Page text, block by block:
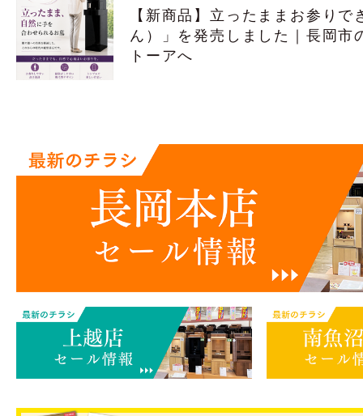
【新商品】立ったままお参りで
ん）」を発売しました｜長岡市
トーアへ